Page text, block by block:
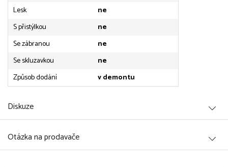
Lesk
ne
S přistýlkou
ne
Se zábranou
ne
Se skluzavkou
ne
Způsob dodání
v demontu
Diskuze
Otázka na prodavače